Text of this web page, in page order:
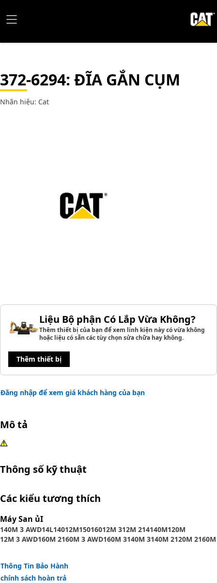
372-6294: ĐĨA GẮN CỤM
Nhãn hiệu: Cat
Liệu Bộ phận Có Lắp Vừa Không?
Thêm thiết bị của bạn để xem linh kiện này có vừa không
hoặc liệu có sẵn các tùy chọn sửa chữa hay không.
Thêm thiết bị
Đăng nhập để xem giá khách hàng của bạn
Mô tả
Thông số kỹ thuật
Các kiểu tương thích
Máy San ủI
140M 3 AWD14L14012M15016012M 312M 214140M120M
12M 3 AWD160M 2160M 3 AWD160M 3140M 3140M 2120M 2160M
Thông Tin Bảo Hành
chính sách hoàn trả